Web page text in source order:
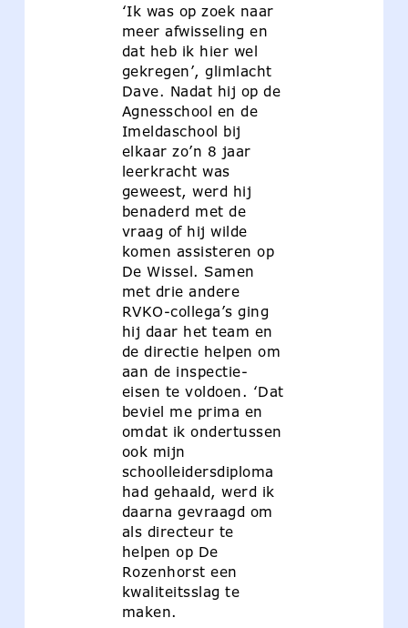
‘Ik was op zoek naar
meer afwisseling en
dat heb ik hier wel
gekregen’, glimlacht
Dave. Nadat hij op de
Agnesschool en de
Imeldaschool bij
elkaar zo’n 8 jaar
leerkracht was
geweest, werd hij
benaderd met de
vraag of hij wilde
komen assisteren op
De Wissel. Samen
met drie andere
RVKO-collega’s ging
hij daar het team en
de directie helpen om
aan de inspectie-
eisen te voldoen. ‘Dat
beviel me prima en
omdat ik ondertussen
ook mijn
schoolleidersdiploma
had gehaald, werd ik
daarna gevraagd om
als directeur te
helpen op De
Rozenhorst een
kwaliteitsslag te
maken.